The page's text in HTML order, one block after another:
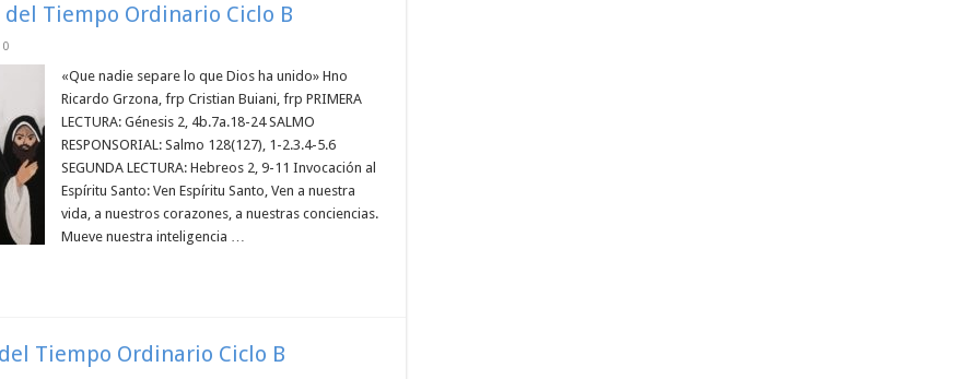
Tiempo Ordinario Ciclo B
0
«Que nadie separe lo que Dios ha unido» Hno
Ricardo Grzona, frp Cristian Buiani, frp PRIMERA
LECTURA: Génesis 2, 4b.7a.18-24 SALMO
RESPONSORIAL: Salmo 128(127), 1-2.3.4-5.6
SEGUNDA LECTURA: Hebreos 2, 9-11 Invocación al
Espíritu Santo: Ven Espíritu Santo, Ven a nuestra
vida, a nuestros corazones, a nuestras conciencias.
Mueve nuestra inteligencia …
Tiempo Ordinario Ciclo B